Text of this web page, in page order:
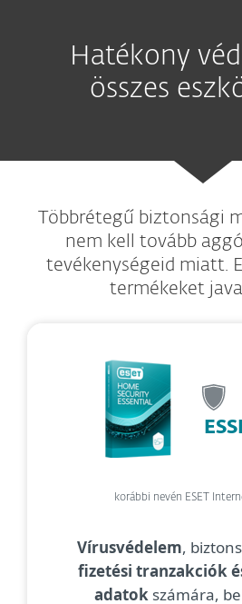
Hatékony
összes
Többrétegű biztonsági
nem kell tovább
tevékenységeid miatt.
termékeket
korábbi nevén ESET
Vírusvédelem,
fizetési tranzakciók
adatok számára,